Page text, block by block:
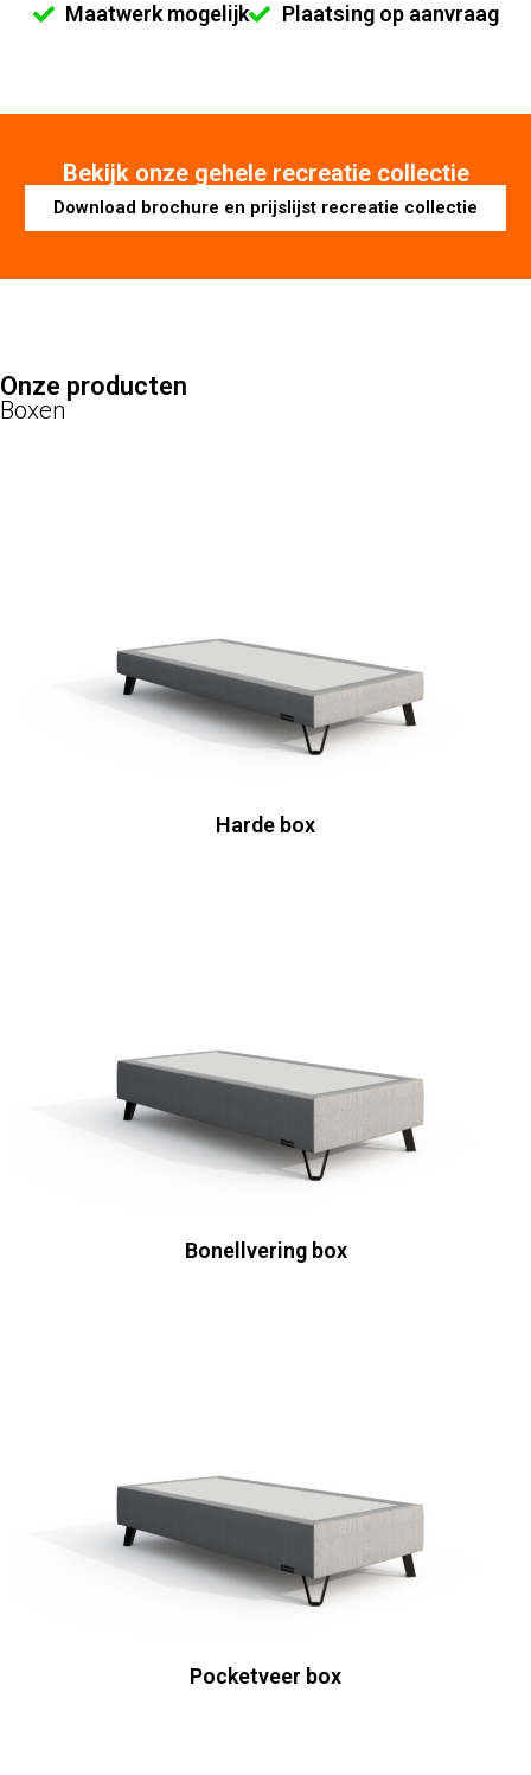
Maatwerk mogelijk
Plaatsing op aanvraag
Bekijk onze gehele recreatie collectie
Download brochure en prijslijst recreatie collectie
Onze producten
Boxen
Harde box
Bonellvering box
Pocketveer box